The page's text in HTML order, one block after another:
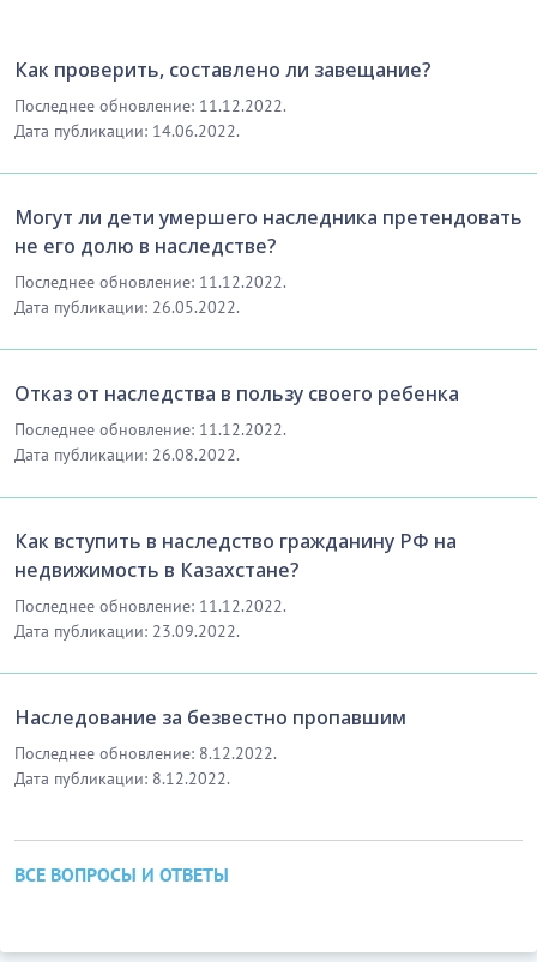
Как проверить, составлено ли завещание?
Последнее обновление: 11.12.2022.
Дата публикации: 14.06.2022.
Могут ли дети умершего наследника претендовать
не его долю в наследстве?
Последнее обновление: 11.12.2022.
Дата публикации: 26.05.2022.
Отказ от наследства в пользу своего ребенка
Последнее обновление: 11.12.2022.
Дата публикации: 26.08.2022.
Как вступить в наследство гражданину РФ на
недвижимость в Казахстане?
Последнее обновление: 11.12.2022.
Дата публикации: 23.09.2022.
Наследование за безвестно пропавшим
Последнее обновление: 8.12.2022.
Дата публикации: 8.12.2022.
ВСЕ ВОПРОСЫ И ОТВЕТЫ